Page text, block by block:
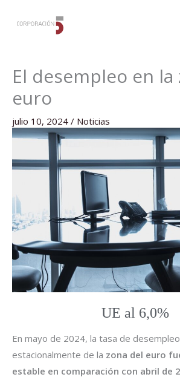
El desempleo en la
euro
julio 10, 2024 / Noticias
UE al 6,0%
En mayo de 2024, la tasa de
estacionalmente de la zona del euro
estable en comparación con abril de